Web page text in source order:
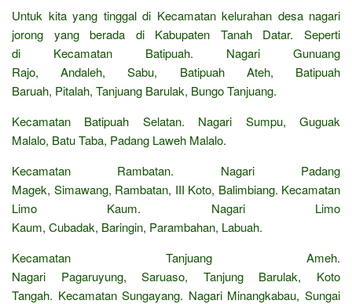
Untuk kita yang tinggal di Kecamatan kelurahan desa nagari
jorong yang berada di Kabupaten Tanah Datar. Seperti
di Kecamatan Batipuah. Nagari Gunuang
Rajo, Andaleh, Sabu, Batipuah Ateh, Batipuah
Baruah, Pitalah, Tanjuang Barulak, Bungo Tanjuang.
Kecamatan Batipuah Selatan. Nagari Sumpu, Guguak
Malalo, Batu Taba, Padang Laweh Malalo.
Kecamatan Rambatan. Nagari Padang
Magek, Simawang, Rambatan, III Koto, Balimbiang. Kecamatan
Limo Kaum. Nagari Limo
Kaum, Cubadak, Baringin, Parambahan, Labuah.
Kecamatan Tanjuang Ameh.
Nagari Pagaruyung, Saruaso, Tanjung Barulak, Koto
Tangah. Kecamatan Sungayang. Nagari Minangkabau, Sungai